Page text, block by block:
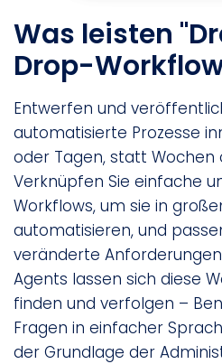
Was leisten
Drop-
Entwerfen und
automatisierte Prozesse
oder Tagen, statt Wochen
Verknüpfen Sie einfache
Workflows, um sie in
automatisieren, und
veränderte Anforderungen
Agents lassen sich diese
finden und verfolgen –
Fragen in einfacher
der Grundlage der